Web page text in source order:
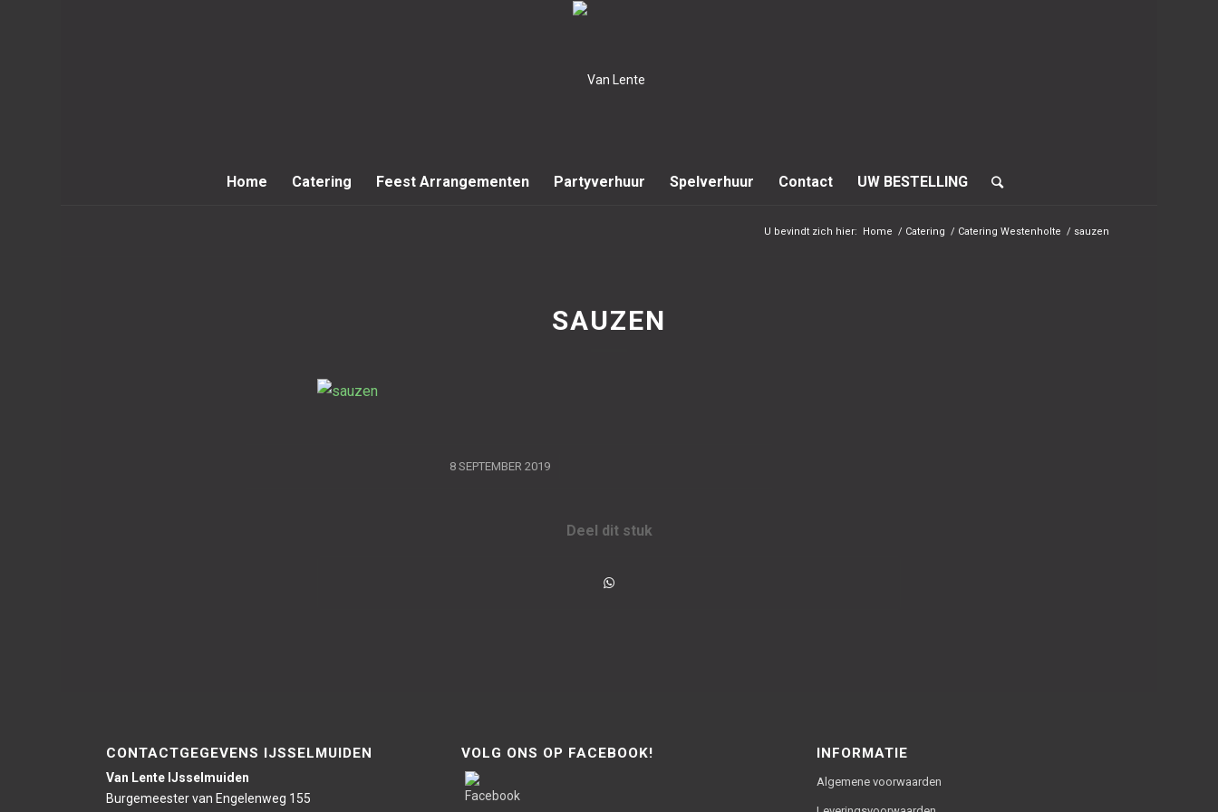
Home Catering Feest Arrangementen Partyverhuur Spelverhuur Contact UW BESTELLING
U bevindt zich hier: Home / Catering / Catering Westenholte / sauzen
SAUZEN
8 SEPTEMBER 2019
/
Deel dit stuk
CONTACTGEGEVENS IJSSELMUIDEN
Van Lente IJsselmuiden
Burgemeester van Engelenweg 155
VOLG ONS OP FACEBOOK! INFORMATIE
Algemene voorwaarden